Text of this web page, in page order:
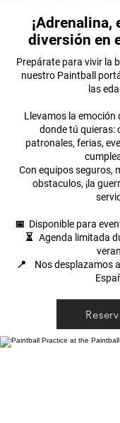
¡Adrenalina,
diversión en
Prepárate para vivir la
nuestro Paintball
las
Llevamos la emoción
donde tú quieras:
patronales, ferias,
Con equipos seguros,
obstaculos, ¡la
📅 Disponible para
⏳ Agenda limitada
📍 Nos desplazamos